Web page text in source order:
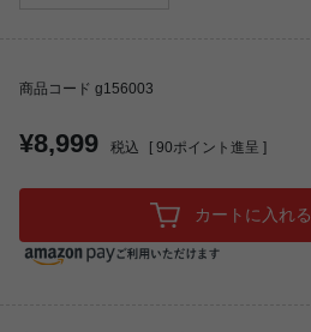
商品コード g156003
¥8,999 税込 [ 90ポイント進呈 ]
カートに入れる